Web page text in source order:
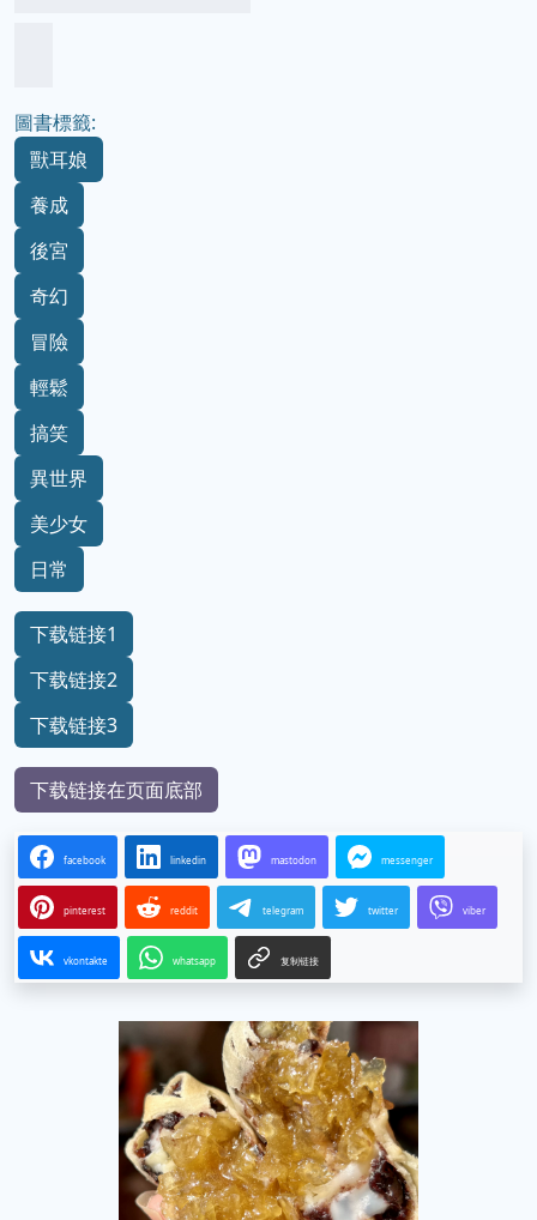
圖書標籤:
獸耳娘
養成
後宮
奇幻
冒險
輕鬆
搞笑
異世界
美少女
日常
下载链接1
下载链接2
下载链接3
下载链接在页面底部
facebook linkedin mastodon messenger
pinterest reddit telegram twitter viber
vkontakte whatsapp 复制链接